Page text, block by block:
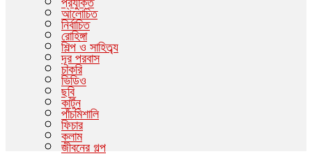
প্রযুক্তি
আলোচিত
নির্বাচিত
রোহিঙ্গা
শিল্প ও সাহিত্ব্য
দূর পরবাস
চাকরি
ভিডিও
ছবি
কার্টুন
পাঁচমিশালি
ফিচার
কলাম
জীবনের গল্প